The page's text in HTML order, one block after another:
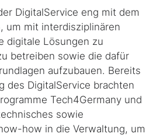
DigitalService eng mit dem
um mit interdis­zi­pli­nären
digitale Lösungen zu
betreiben sowie die dafür
aufzubauen. Bereits
des DigitalService brachten
Tech4Germany und
sowie
how in die Verwaltung, um